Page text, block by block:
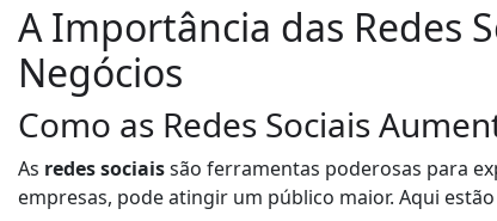
A Importância das Redes
Negócios
Como as Redes Sociais
As redes sociaissão ferramentas poderosas para
empresas, pode atingir um público maior. Aqui